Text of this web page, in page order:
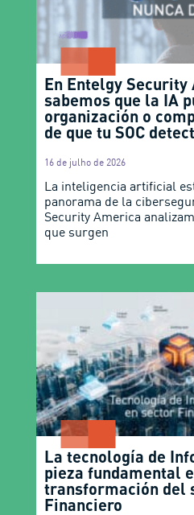
En Entelgy Security
sabemos que la IA
organización o
de que tu SOC
16 de julho de 2026
La inteligencia artificial
panorama de la
Security America
que surgen
La tecnología de
pieza fundamental
transformación del
Financiero